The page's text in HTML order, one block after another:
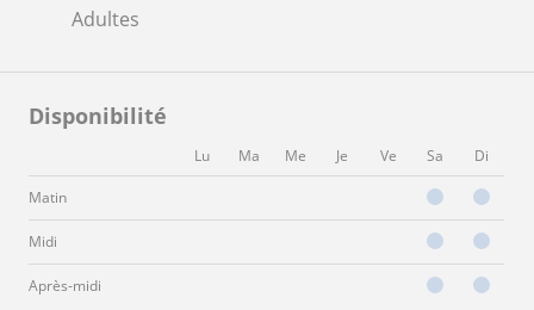
Adultes
Disponibilité
Lu Ma Me Je Ve Sa Di
Matin
Midi
Après-midi